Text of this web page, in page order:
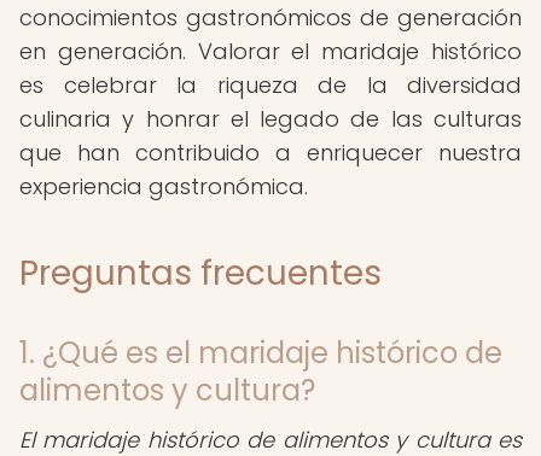
conocimientos gastronómicos de generación
en generación. Valorar el maridaje histórico
es celebrar la riqueza de la diversidad
culinaria y honrar el legado de las culturas
que han contribuido a enriquecer nuestra
experiencia gastronómica.
Preguntas frecuentes
1. ¿Qué es el maridaje histórico de
alimentos y cultura?
El maridaje histórico de alimentos y cultura es